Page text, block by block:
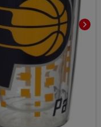
chevron_right